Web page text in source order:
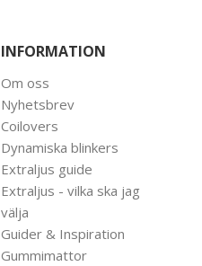
INFORMATION
Om oss
Nyhetsbrev
Coilovers
Dynamiska blinkers
Extraljus guide
Extraljus - vilka ska jag
välja
Guider & Inspiration
Gummimattor